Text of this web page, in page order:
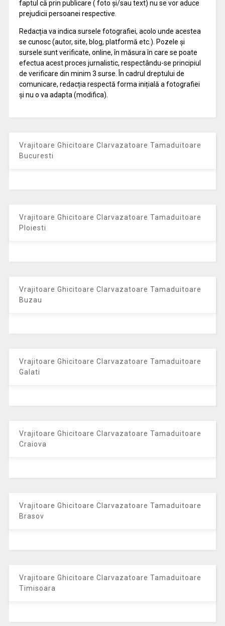
faptul că prin publicare ( foto și/sau text) nu se vor aduce
prejudicii persoanei respective.
Redacția va indica sursele fotografiei, acolo unde acestea
se cunosc (autor, site, blog, platformă etc.). Pozele și
sursele sunt verificate, online, în măsura în care se poate
efectua acest proces jurnalistic, respectându-se principiul
de verificare din minim 3 surse. În cadrul dreptului de
comunicare, redacția respectă forma inițială a fotografiei
și nu o va adapta (modifica).
Vrajitoare Ghicitoare Clarvazatoare Tamaduitoare
Bucuresti
Vrajitoare Ghicitoare Clarvazatoare Tamaduitoare
Ploiesti
Vrajitoare Ghicitoare Clarvazatoare Tamaduitoare
Buzau
Vrajitoare Ghicitoare Clarvazatoare Tamaduitoare
Galati
Vrajitoare Ghicitoare Clarvazatoare Tamaduitoare
Craiova
Vrajitoare Ghicitoare Clarvazatoare Tamaduitoare
Brasov
Vrajitoare Ghicitoare Clarvazatoare Tamaduitoare
Timisoara